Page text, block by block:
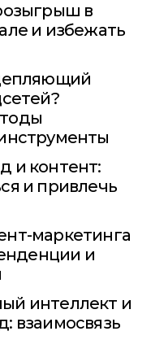
в
и избежать
и контент:
и привлечь
маркетинга
и
интеллект и
взаимосвязь